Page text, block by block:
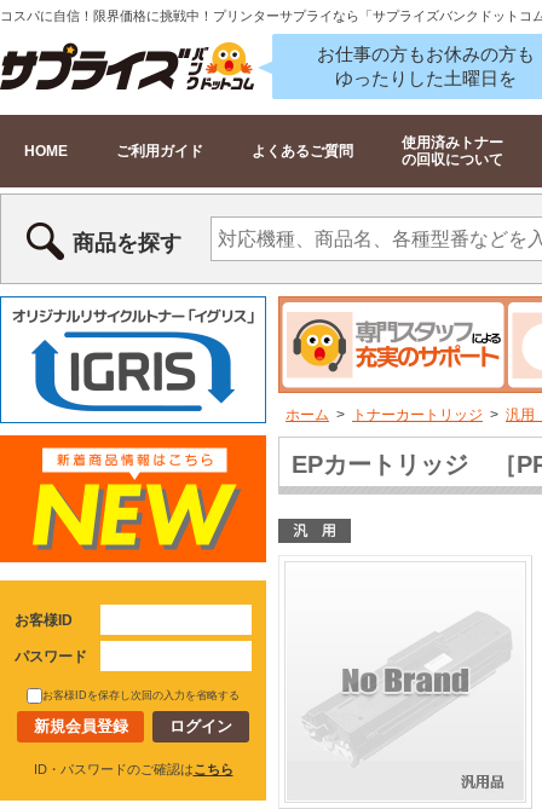
コスパに自信！限界価格に挑戦中！プリンターサプライなら「サプライズバンクドットコ
お仕事の方もお休みの方も
ゆったりした土曜日を
HOME ご利用ガイド よくあるご質問
使用済みトナー
の回収について
商品を探す
ホーム > トナーカートリッジ > 汎用
EPカートリッジ ［
お客様ID
パスワード
お客様IDを保存し次回の入力を省略する
新規会員登録
ID・パスワードのご確認はこちら